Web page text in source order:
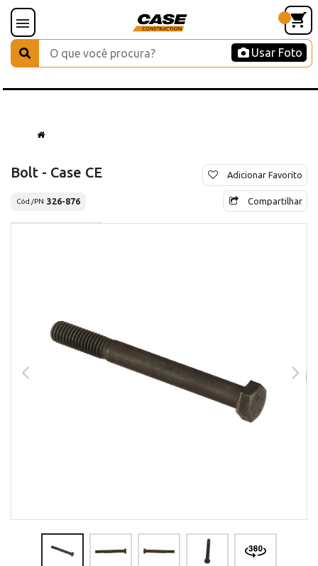
Usar Foto
Bolt - Case CE
Cód./PN 326-876
Adicionar Favorito
Compartilhar